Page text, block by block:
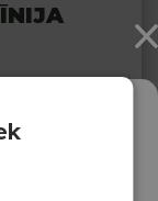
vietas nekā